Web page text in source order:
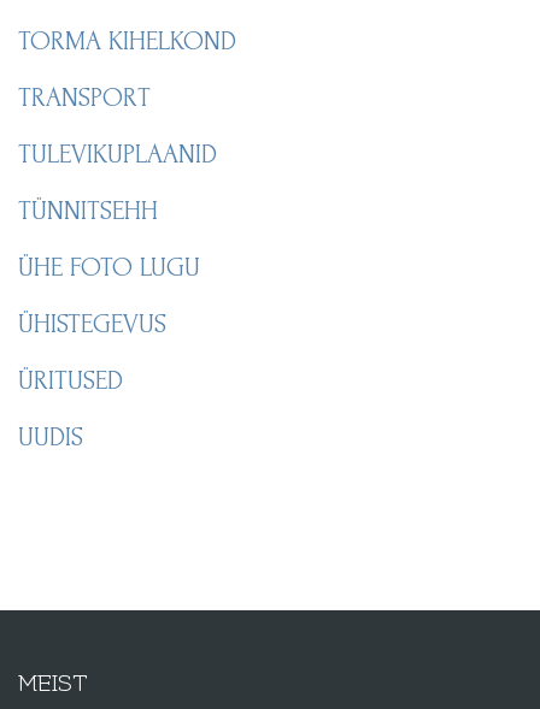
TORMA KIHELKOND
TRANSPORT
TULEVIKUPLAANID
TÜNNITSEHH
ÜHE FOTO LUGU
ÜHISTEGEVUS
ÜRITUSED
UUDIS
MEIST